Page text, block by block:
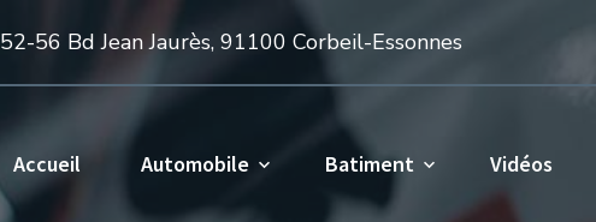
52-56 Bd Jean Jaurès, 91100 Corbeil-Essonnes
Accueil Automobile Batiment Vidéos